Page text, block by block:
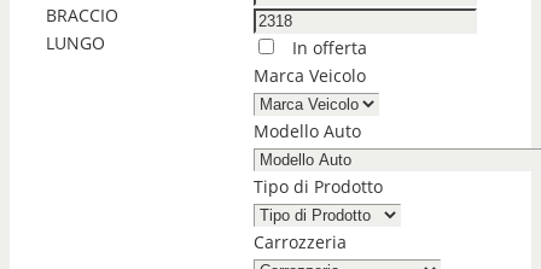
BRACCIO
LUNGO
In offerta
Marca Veicolo
Modello Auto
Tipo di Prodotto
Carrozzeria